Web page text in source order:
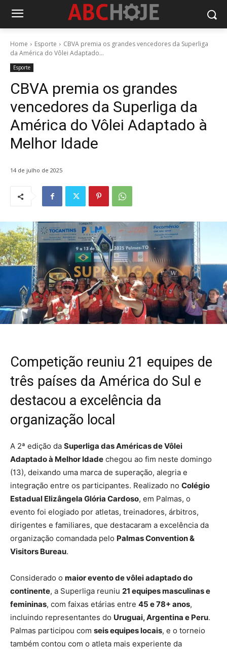
Home Esporte
CBVA premia os grandes vencedores da Superliga
da América do Vôlei Adaptado...
Esporte
CBVA premia os grandes
vencedores da Superliga da
América do Vôlei Adaptado à
Melhor Idade
14 de julho de 2025
Competição reuniu 21 equipes de
três países da América do Sul e
destacou a excelência da
organização local
A 2ª edição da Superliga das Américas de Vôlei
Adaptado à Melhor Idade chegou ao fim neste domingo
(13), deixando uma marca de superação, alegria e
integração entre os participantes. Realizado no Colégio
Estadual Elizângela Glória Cardoso, em Palmas, o
evento foi elogiado por atletas, treinadores, árbitros,
dirigentes e familiares, que destacaram a excelência da
organização comandada pelo Palmas Convention &
Visitors Bureau.
Considerado o maior evento de vôlei adaptado do
continente, a Superliga reuniu 21 equipes masculinas e
femininas, com faixas etárias entre 45 e 78+ anos,
incluindo representantes do Uruguai, Argentina e Peru.
Palmas participou com seis equipes locais, e o torneio
também contou com o atleta mais experiente da